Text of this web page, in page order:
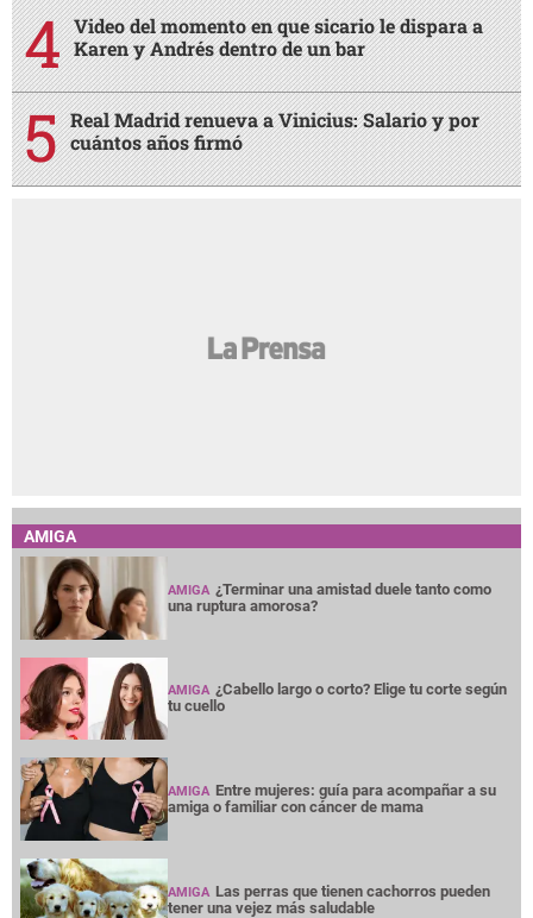
Video del momento en que sicario le dispara a
Karen y Andrés dentro de un bar
Real Madrid renueva a Vinicius: Salario y por
cuántos años firmó
AMIGA
AMIGA ¿Terminar una amistad duele tanto como
una ruptura amorosa?
AMIGA ¿Cabello largo o corto? Elige tu corte según
tu cuello
AMIGA Entre mujeres: guía para acompañar a su
amiga o familiar con cáncer de mama
AMIGA Las perras que tienen cachorros pueden
tener una vejez más saludable